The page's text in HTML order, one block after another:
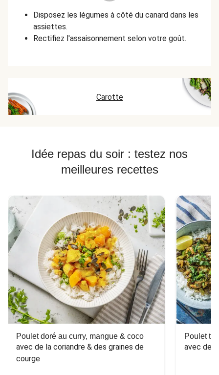
Disposez les légumes à côté du canard dans les
assiettes.
Rectifiez l'assaisonnement selon votre goût.
Carotte
Idée repas du soir : testez nos
meilleures recettes
Poulet doré au curry, mangue & coco
avec de la coriandre & des graines de
courge
Poulet
avec des